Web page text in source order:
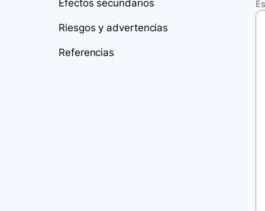
Efectos secundarios
Riesgos y advertencias
Referencias